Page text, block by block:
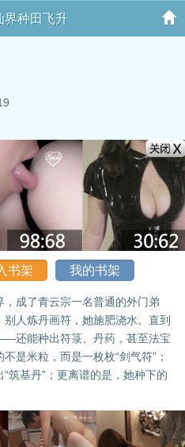
界种田飞升
书架 我的书架
成了青云宗一名普通的外门弟
人炼丹画符，她施肥浇水。直到
还能种出符箓、丹药，甚至法宝
是米粒，而是一枚枚“剑气符”；
筑基丹”；更离谱的是，她种下的